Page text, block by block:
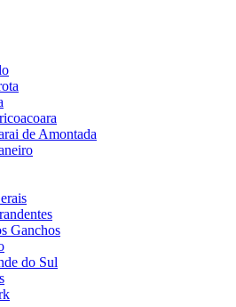
de Amontada
Ganchos
do Sul